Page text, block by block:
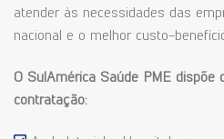
atender às necessidades das
nacional e o melhor custo-
O SulAmérica Saúde PME dispõe
contratação: